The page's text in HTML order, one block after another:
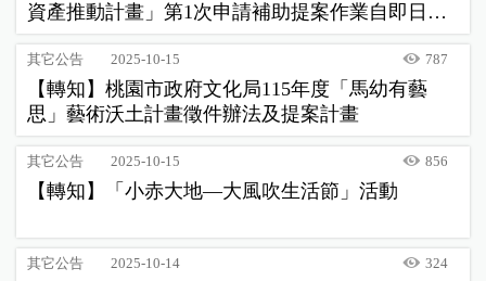
資產推動計畫」第1次申請補助提案作業自即日起
受理至114年12月30日止
其它公告 2025-10-15 787
【轉知】桃園市政府文化局115年度「馬幼有藝
思」藝術沃土計畫徵件辦法及提案計畫
其它公告 2025-10-15 856
【轉知】「小赤大地—大風吹生活節」活動
其它公告 2025-10-14 324